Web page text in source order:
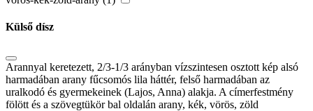
Külső dísz
Arannyal keretezett, 2/3-1/3 arányban vízszintesen osztott kép alsó
harmadában arany fűcsomós lila háttér, felső harmadában az
uralkodó és gyermekeinek (Lajos, Anna) alakja. A címerfestmény
fölött és a szövegtükör bal oldalán arany, kék, vörös, zöld